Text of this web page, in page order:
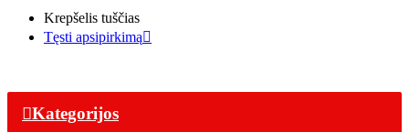
Krepšelis tuščias
Tęsti apsipirkimą
Kategorijos